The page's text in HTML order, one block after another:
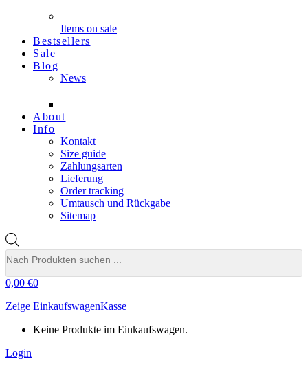
Items on sale
Bestsellers
Sale
Blog
News
About
Info
Kontakt
Size guide
Zahlungsarten
Lieferung
Order tracking
Umtausch und Rückgabe
Sitemap
search
0,00 €0
Zeige EinkaufswagenKasse
Keine Produkte im Einkaufswagen.
Login